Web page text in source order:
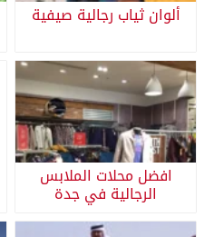
ألوان ثياب رجالية صيفية
افضل محلات الملابس
الرجالية في جدة